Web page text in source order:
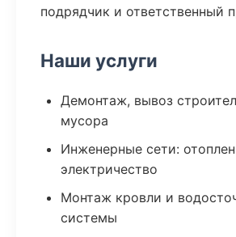
подрядчик и ответственный
Наши услуги
Демонтаж, вывоз
мусора
Инженерные сети:
электричество
Монтаж кровли и
системы